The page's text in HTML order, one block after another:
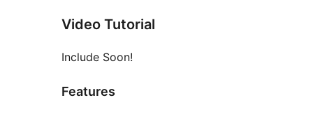
Video Tutorial
Include Soon!
Features